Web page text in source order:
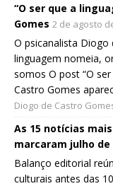
“O ser que a
Gomes 2 de agosto
O psicanalista
linguagem nomeia,
somos O post “O
Castro Gomes
Diogo de Castro
As 15 notícias
marcaram julho de
Balanço editorial
culturais antes das